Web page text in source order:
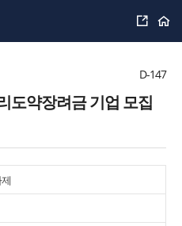
공
하
홈
D-147
도약장려금 기업 모집